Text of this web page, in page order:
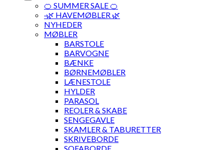
🍊 SUMMER SALE 🍊
·🌿 HAVEMØBLER 🌿
NYHEDER
MØBLER
BARSTOLE
BARVOGNE
BÆNKE
BØRNEMØBLER
LÆNESTOLE
HYLDER
PARASOL
REOLER & SKABE
SENGEGAVLE
SKAMLER & TABURETTER
SKRIVEBORDE